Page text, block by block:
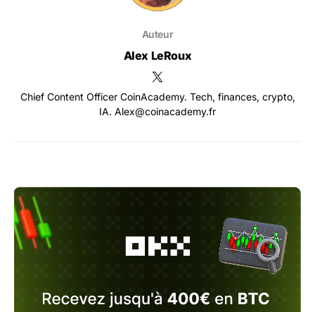
Auteur
Alex LeRoux
Chief Content Officer CoinAcademy. Tech, finances, crypto,
IA. Alex@coinacademy.fr